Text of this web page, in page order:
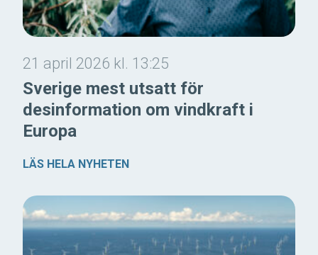
21 april 2026 kl. 13:25
Sverige mest utsatt för
desinformation om vindkraft i
Europa
LÄS HELA NYHETEN